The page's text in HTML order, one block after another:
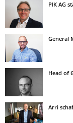
PIK AG
General
Head of
Arri